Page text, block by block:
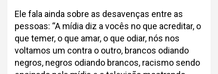
Ele fala ainda sobre as desavenças entre as
pessoas: “A mídia diz a vocês no que acreditar, o
que temer, o que amar, o que odiar, nós nos
voltamos um contra o outro, brancos odiando
negros, negros odiando brancos, racismo sendo